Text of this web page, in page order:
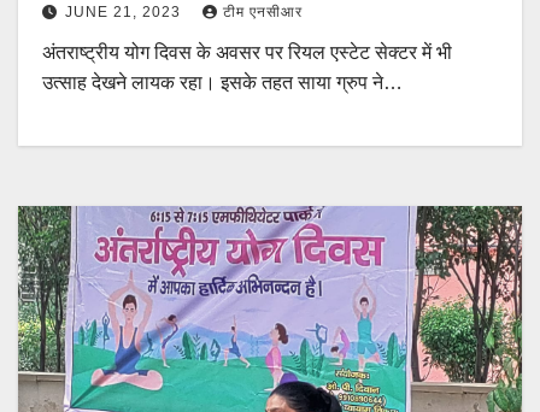
JUNE 21, 2023 टीम एनसीआर
अंतराष्ट्रीय योग दिवस के अवसर पर रियल एस्टेट सेक्टर में भी
उत्साह देखने लायक रहा। इसके तहत साया ग्रुप ने…